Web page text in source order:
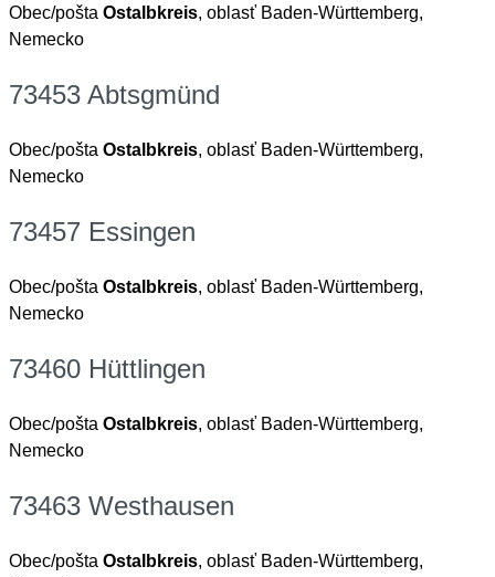
Obec/pošta Ostalbkreis, oblasť Baden-Württemberg,
Nemecko
73453 Abtsgmünd
Obec/pošta Ostalbkreis, oblasť Baden-Württemberg,
Nemecko
73457 Essingen
Obec/pošta Ostalbkreis, oblasť Baden-Württemberg,
Nemecko
73460 Hüttlingen
Obec/pošta Ostalbkreis, oblasť Baden-Württemberg,
Nemecko
73463 Westhausen
Obec/pošta Ostalbkreis, oblasť Baden-Württemberg,